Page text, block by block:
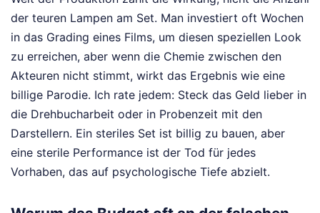
der teuren Lampen am Set. Man investiert oft Wochen
in das Grading eines Films, um diesen speziellen Look
zu erreichen, aber wenn die Chemie zwischen den
Akteuren nicht stimmt, wirkt das Ergebnis wie eine
billige Parodie. Ich rate jedem: Steck das Geld lieber in
die Drehbucharbeit oder in Probenzeit mit den
Darstellern. Ein steriles Set ist billig zu bauen, aber
eine sterile Performance ist der Tod für jedes
Vorhaben, das auf psychologische Tiefe abzielt.